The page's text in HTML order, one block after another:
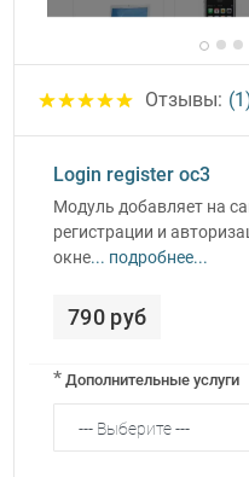
Отзывы:
Login register oc3
Модуль добавляет на
регистрации и
окне... подробнее...
790 руб
* Дополнительные услуги